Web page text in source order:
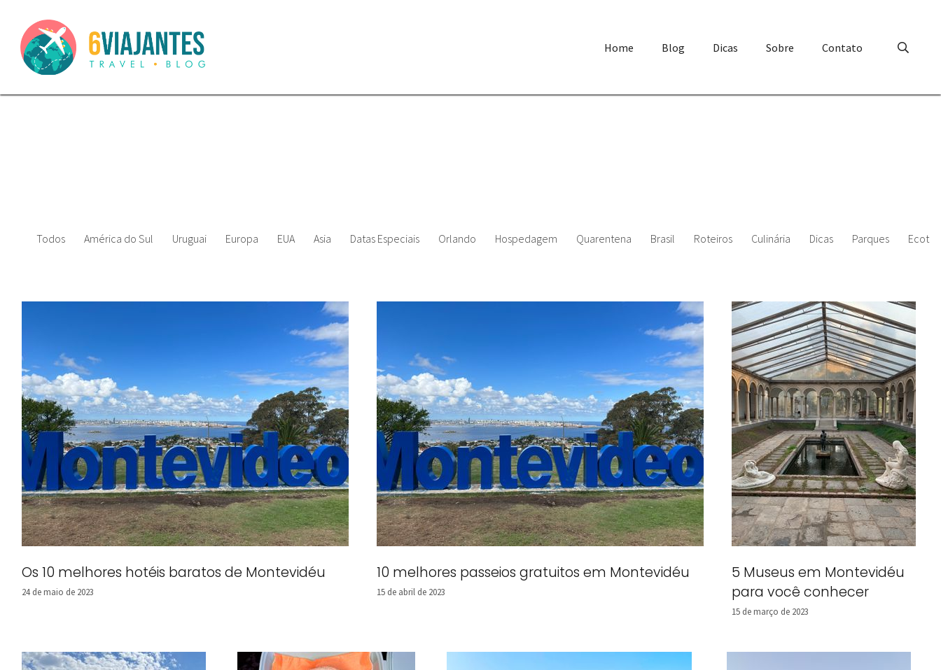
Home Blog Dicas Sobre Contato
Todos América do Sul Uruguai Europa EUA Asia Datas Especiais Orlando Hospedagem Quarentena Brasil Roteiros Culinária Dicas Parques
Os 10 melhores hotéis baratos de Montevidéu
24 de maio de 2023
10 melhores passeios gratuitos em Montevidéu
15 de abril de 2023
5 Museus em Montevidéu
para você conhecer
15 de março de 2023